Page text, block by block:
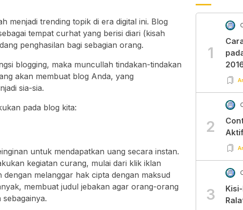
menjadi trending topik di era digital ini. Blog
tempat curhat yang berisi diari (kisah
penghasilan bagi sebagian orang.
blogging, maka muncullah tindakan-tindakan
akan membuat blog Anda, yang
sia-sia.
pada blog kita:
untuk mendapatkan uang secara instan.
kegiatan curang, mulai dari klik iklan
melanggar hak cipta dengan maksud
membuat judul jebakan agar orang-orang
1
2
3